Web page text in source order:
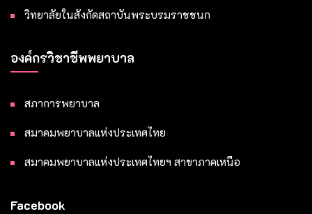
วิทยาลัยในสังกัดสถาบันพระบรมราชชนก
องค์กรวิชาชีพพยาบาล
สภาการพยาบาล
สมาคมพยาบาลแห่งประเทศไทย
สมาคมพยาบาลแห่งประเทศไทยฯ สาขาภาคเหนือ
Facebook